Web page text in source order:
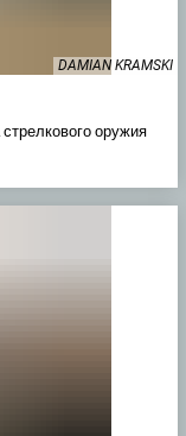
DAMIAN KRAMSKI
оружия